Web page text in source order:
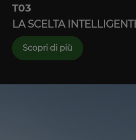
T03
LA SCELTA
Scopri di più